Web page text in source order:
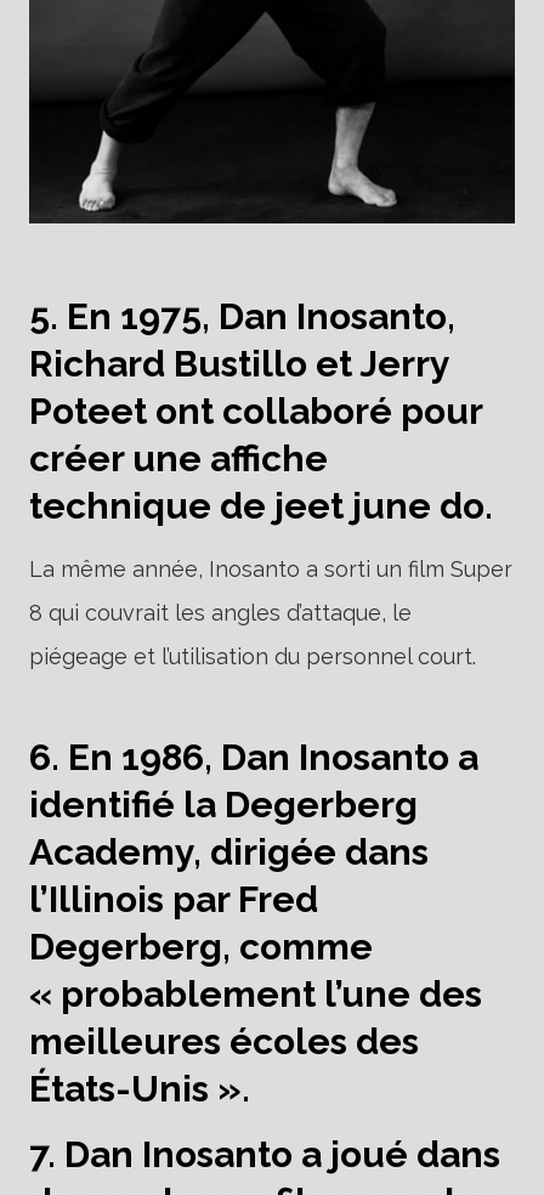
5. En 1975, Dan Inosanto,
Richard Bustillo et Jerry
Poteet ont collaboré pour
créer une affiche
technique de jeet june do.
La même année, Inosanto a sorti un film Super
8 qui couvrait les angles d’attaque, le
piégeage et l’utilisation du personnel court.
6. En 1986, Dan Inosanto a
identifié la Degerberg
Academy, dirigée dans
l’Illinois par Fred
Degerberg, comme
« probablement l’une des
meilleures écoles des
États-Unis ».
7. Dan Inosanto a joué dans